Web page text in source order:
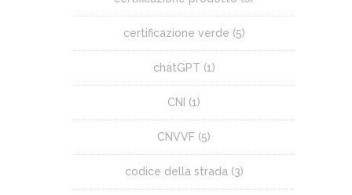
certificazione verde (5)
chatGPT (1)
CNI (1)
CNVVF (5)
codice della strada(3)